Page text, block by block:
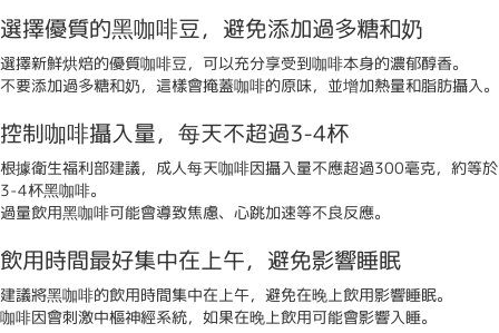
選擇優質的黑咖啡豆，避免添加過多糖和奶
選擇新鮮烘焙的優質咖啡豆，可以充分享受到咖啡本身的濃郁醇香。
不要添加過多糖和奶，這樣會掩蓋咖啡的原味，並增加熱量和脂肪攝入。
控制咖啡攝入量，每天不超過3-4杯
根據衛生福利部建議，成人每天咖啡因攝入量不應超過300毫克，約等於
3-4杯黑咖啡。
過量飲用黑咖啡可能會導致焦慮、心跳加速等不良反應。
飲用時間最好集中在上午，避免影響睡眠
建議將黑咖啡的飲用時間集中在上午，避免在晚上飲用影響睡眠。
咖啡因會刺激中樞神經系統，如果在晚上飲用可能會影響入睡。